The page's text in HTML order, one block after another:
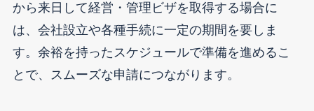
から来日して経営・管理ビザを取得する場合に
は、会社設立や各種手続に一定の期間を要しま
す。余裕を持ったスケジュールで準備を進めるこ
とで、スムーズな申請につながります。